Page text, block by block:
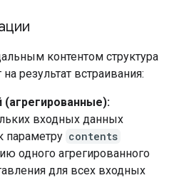
контентом структура
результат встраивания:
(агрегированные):
входных данных
параметру contents
одного агрегированного
для всех входных